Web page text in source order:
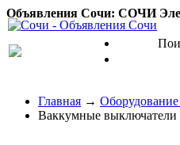
Объявления Сочи: СОЧИ
Главная →
Ваккумные выключатели